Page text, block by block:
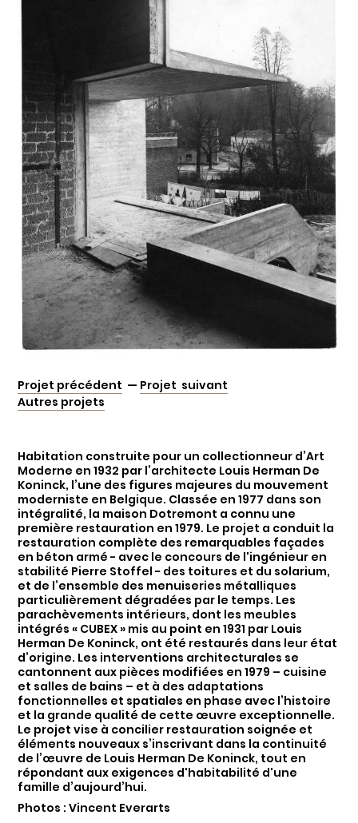
Habitation construite pour un collectionneur d’Art
Moderne en 1932 par l’architecte Louis Herman De
Koninck, l’une des figures majeures du mouvement
moderniste en Belgique. Classée en 1977 dans son
intégralité, la maison Dotremont a connu une
première restauration en 1979. Le projet a conduit la
restauration complète des remarquables façades
en béton armé - avec le concours de l'ingénieur en
stabilité Pierre Stoffel - des toitures et du solarium,
et de l’ensemble des menuiseries métalliques
particulièrement dégradées par le temps. Les
parachèvements intérieurs, dont les meubles
intégrés « CUBEX » mis au point en 1931 par Louis
Herman De Koninck, ont été restaurés dans leur état
d’origine. Les interventions architecturales se
cantonnent aux pièces modifiées en 1979 – cuisine
et salles de bains – et à des adaptations
fonctionnelles et spatiales en phase avec l’histoire
et la grande qualité de cette œuvre exceptionnelle.
Le projet vise à concilier restauration soignée et
éléments nouveaux s’inscrivant dans la continuité
de l’œuvre de Louis Herman De Koninck, tout en
répondant aux exigences d'habitabilité d'une
famille d’aujourd’hui.
Photos : Vincent Everarts
Projet précédent — Projet suivant
Autres projets